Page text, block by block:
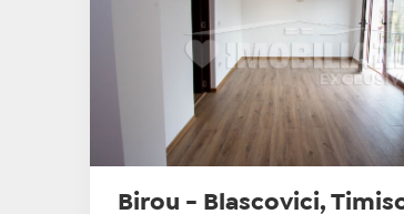
Birou - Blascovici,